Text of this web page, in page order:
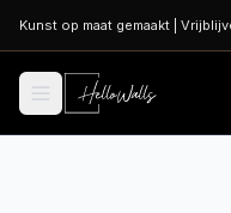
Ga naar hoofdinhoud
Kunst op maat gemaakt